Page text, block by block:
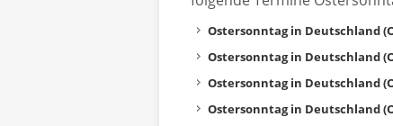
Ostersonntag in Deutschland
Ostersonntag in Deutschland
Ostersonntag in Deutschland
Ostersonntag in Deutschland